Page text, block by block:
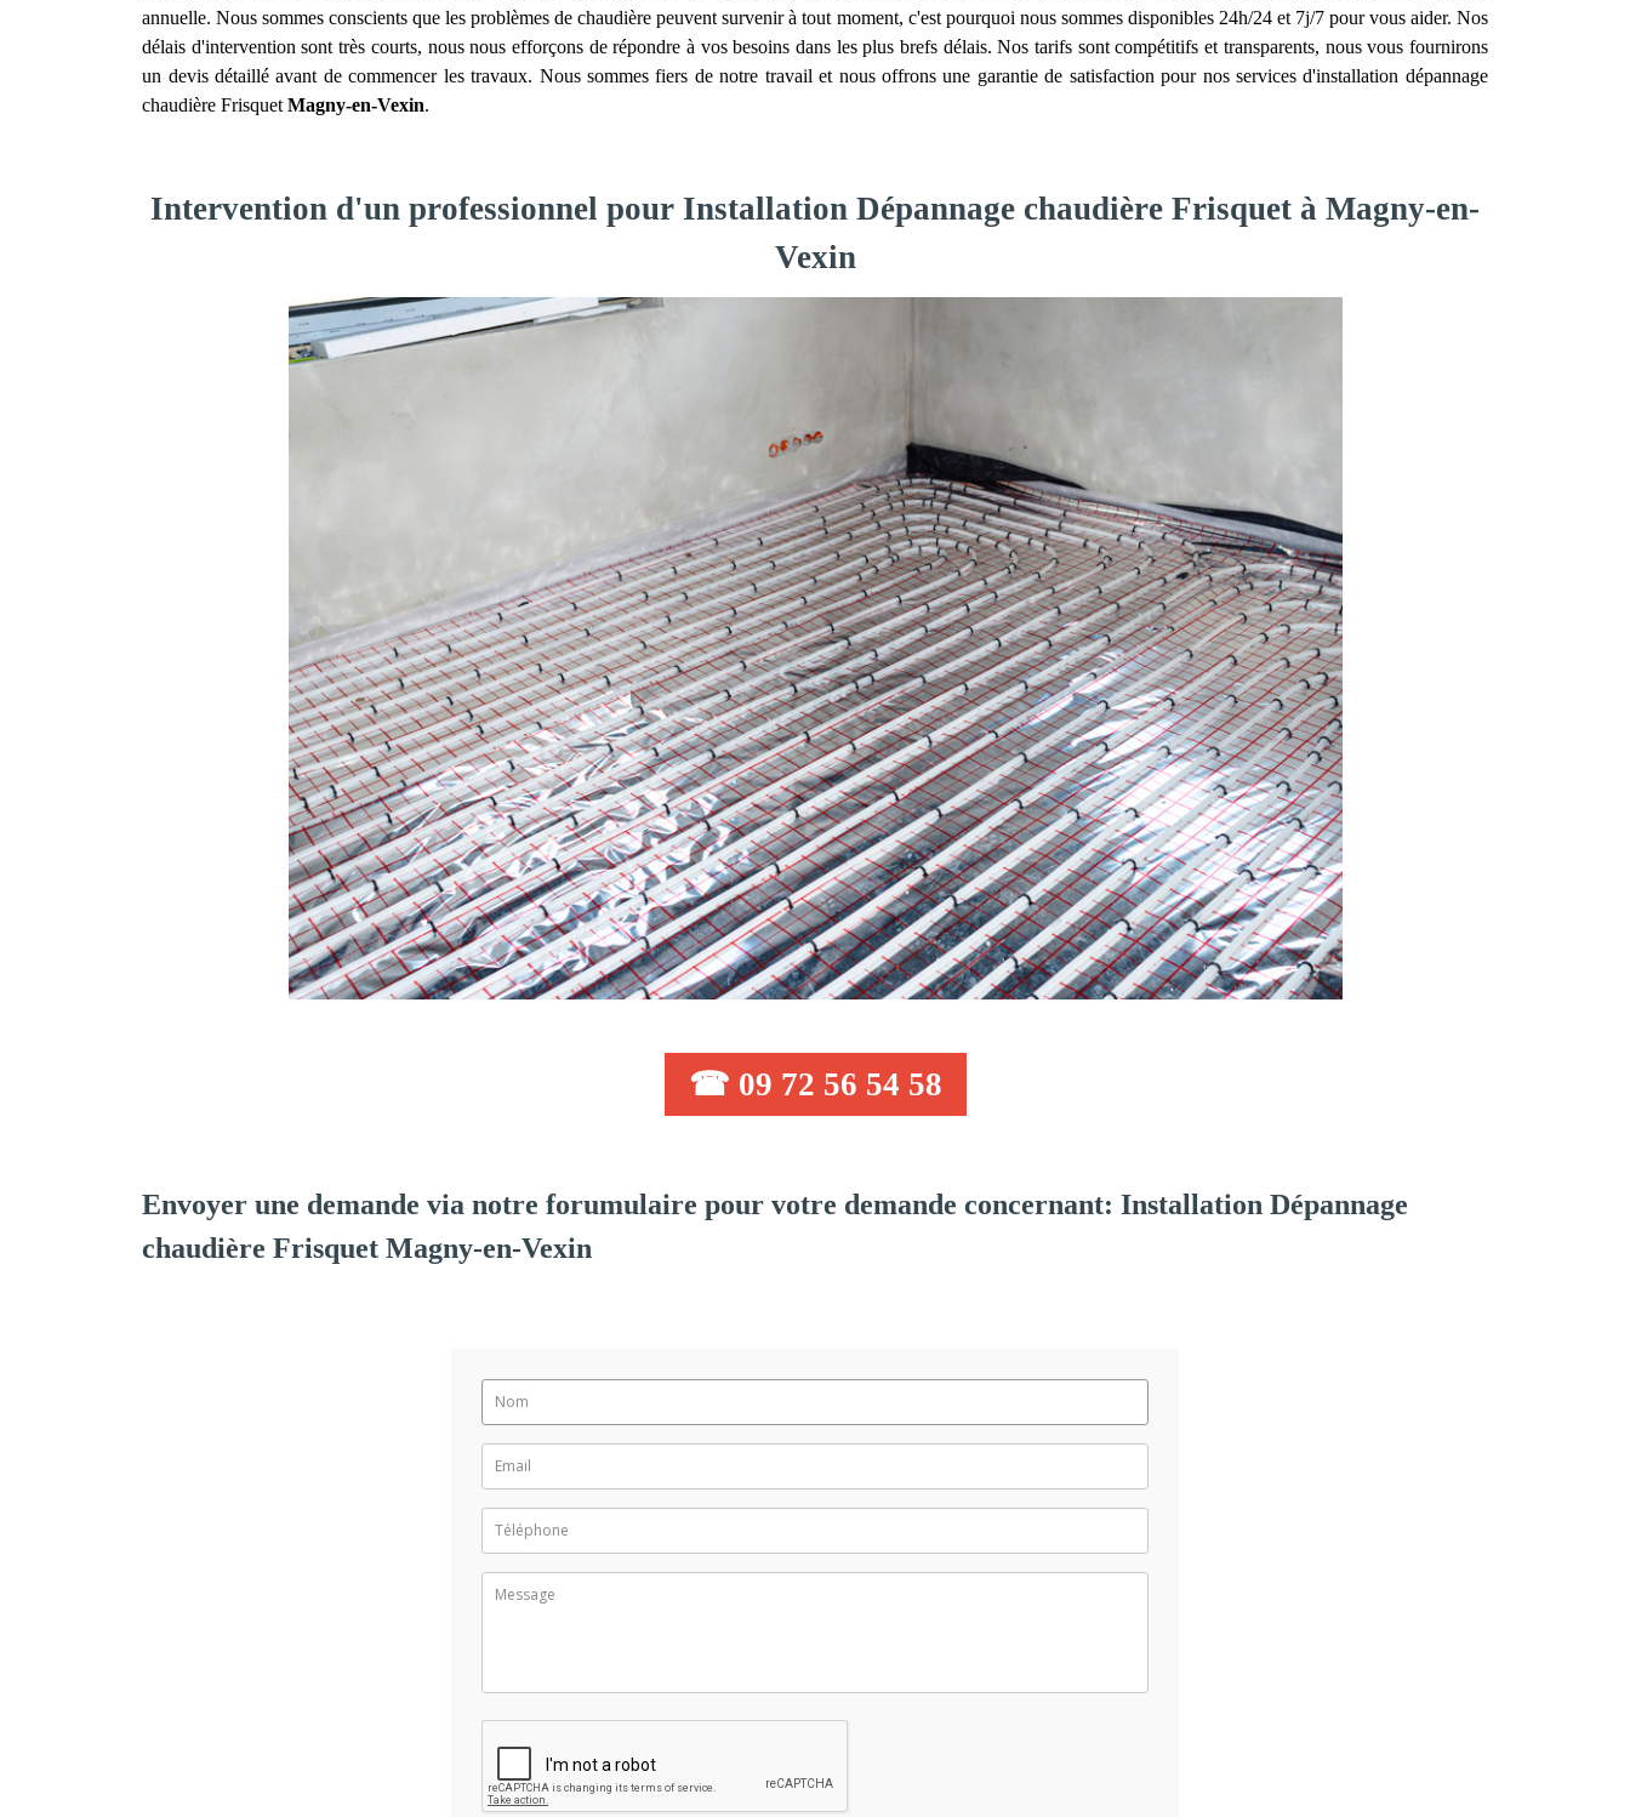
annuelle. Nous sommes conscients que les problèmes de chaudière peuvent survenir à tout moment, c'est pourquoi nous sommes disponibles 24h/24 et 7j/7 pour vous aider. Nos
délais d'intervention sont très courts, nous nous efforçons de répondre à vos besoins dans les plus brefs délais. Nos tarifs sont compétitifs et transparents, nous vous fournirons
un devis détaillé avant de commencer les travaux. Nous sommes fiers de notre travail et nous offrons une garantie de satisfaction pour nos services d'installation dépannage
chaudière FrisquetMagny-en-Vexin.
Intervention d'un professionnel pour Installation Dépannage chaudière Frisquet à Magny-en-
Vexin
☎ 09 72 56 54 58
Envoyer une demande via notre forumulaire pour votre demande concernant: Installation Dépannage
chaudière Frisquet Magny-en-Vexin